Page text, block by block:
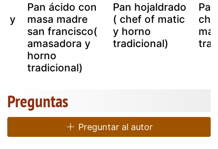
y
Pan ácido con
masa madre
san francisco(
amasadora y
horno
tradicional)
Pan hojaldrado
( chef of matic
y horno
tradicional)
Preguntas
Preguntar al autor